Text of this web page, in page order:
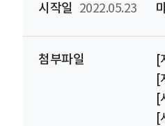
시작일 2022.05.23
첨부파일 [
[
[
[